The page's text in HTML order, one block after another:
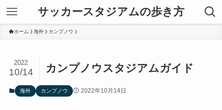
サッカースタジアムの歩き方
ホーム 海外 カンプノウ
カンプノウスタジアムガイド
2022
10/14
海外 カンプノウ 2022年10月14日